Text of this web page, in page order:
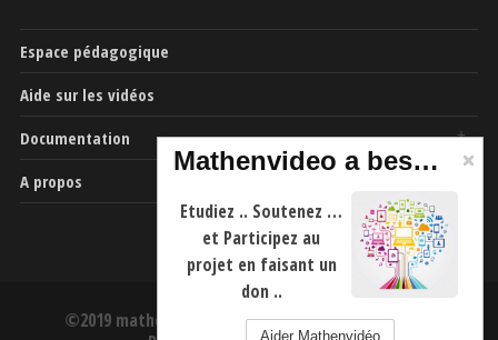
Espace pédagogique
Aide sur les vidéos
Documentation
A propos
©2019 mathenvideo.fr -CGU-Mentions Légales
Mathenvideo a besoin de vous
Etudiez .. Soutenez …
et Participez au
projet en faisant un
don ..
Aider Mathenvidéo